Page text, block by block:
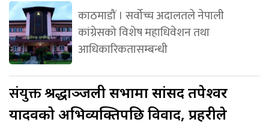
काठमाडौं । सर्वोच्च अदालतले नेपाली
कांग्रेसको विशेष महाधिवेशन तथा
आधिकारिकतासम्बन्धी
संयुक्तश्रद्धाञ्जली सभामा सांसद तपेश्वर
यादवको अभिव्यक्तिपछि विवाद, प्रहरीले